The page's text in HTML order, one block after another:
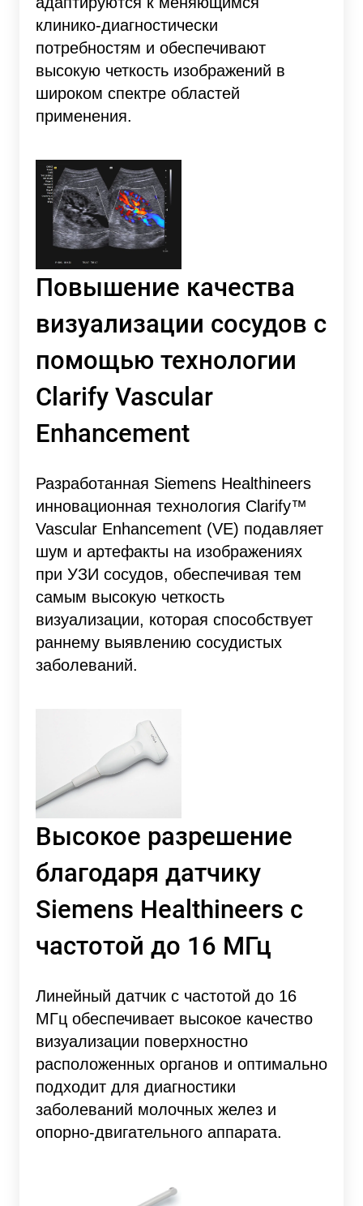
клинико-диагностически
потребностям и обеспечивают
высокую четкость изображений в
широком спектре областей
применения.
Повышение качества
визуализации сосудов c
помощью технологии
Clarify Vascular
Enhancement
Разработанная Siemens Healthineers
инновационная технология Clarify™
Vascular Enhancement (VE) подавляет
шум и артефакты на изображениях
при УЗИ сосудов, обеспечивая тем
самым высокую четкость
визуализации, которая способствует
раннему выявлению сосудистых
заболеваний.
Высокое разрешение
благодаря датчику
Siemens Healthineers с
частотой до 16 МГц
Линейный датчик с частотой до 16
МГц обеспечивает высокое качество
визуализации поверхностно
расположенных органов и оптимально
подходит для диагностики
заболеваний молочных желез и
опорно-двигательного аппарата.